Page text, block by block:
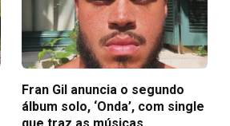
Fran Gil anuncia o segundo
álbum solo, ‘Onda’, com single